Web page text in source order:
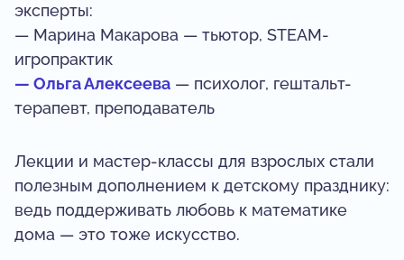
эксперты:
— Марина Макарова — тьютор, STEAM-
игропрактик
— Ольга Алексеева — психолог, гештальт-
терапевт, преподаватель
Лекции и мастер-классы для взрослых стали
полезным дополнением к детскому празднику:
ведь поддерживать любовь к математике
дома — это тоже искусство.